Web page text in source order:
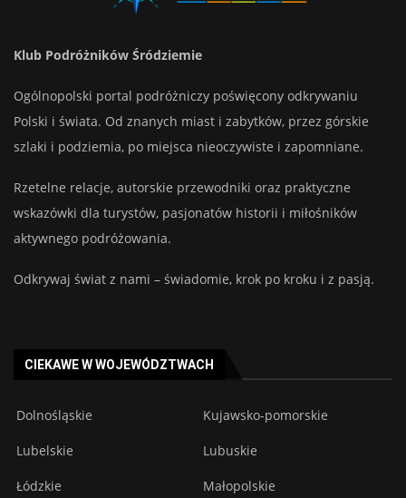
Klub Podróżników Śródziemie
Ogólnopolski portal podróżniczy poświęcony odkrywaniu
Polski i świata. Od znanych miast i zabytków, przez górskie
szlaki i podziemia, po miejsca nieoczywiste i zapomniane.
Rzetelne relacje, autorskie przewodniki oraz praktyczne
wskazówki dla turystów, pasjonatów historii i miłośników
aktywnego podróżowania.
Odkrywaj świat z nami – świadomie, krok po kroku i z pasją.
CIEKAWE W WOJEWÓDZTWACH
Dolnośląskie Kujawsko-pomorskie
Lubelskie Lubuskie
Łódzkie Małopolskie